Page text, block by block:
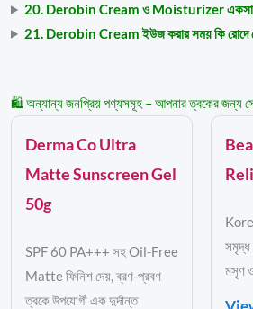
20. Derobin Cream ও Moisturizer একসাথে
21. Derobin Cream ইউজ করার সময় কি রোদে
🛍️ অন্যান্য জনপ্রিয় পণ্যসমূহ – আপনার ত্বকের জন্য
Derma Co Ultra
Matte Sunscreen Gel
50g
SPF 60 PA+++ সহ Oil-Free
Matte ফিনিশ দেয়, ব্রণ-প্রবণ
ত্বকে উপযোগী এক দুর্দান্ত
সমৃদ্ধ
মসৃণ ও